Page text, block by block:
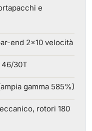
e
end 2x10 velocità
46/30T
gamma 585%)
rotori 180